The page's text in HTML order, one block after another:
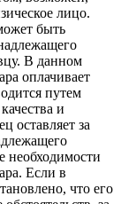
лицо.
быть
В данном
оплачивает
путем
и
оставляет за
необходимости
Если в
что его